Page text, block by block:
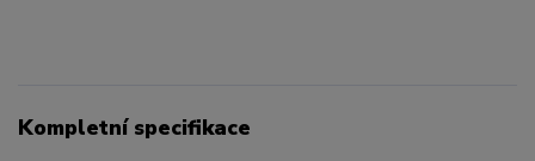
Kompletní specifikace